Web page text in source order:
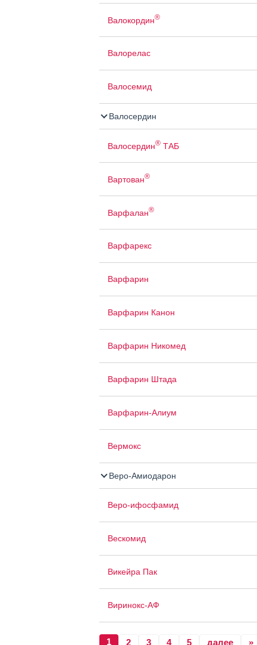
Валокордин®
Валорелас
Валосемид
Валосердин
Валосердин®ТАБ
Вартован®
Варфалан®
Варфарекс
Варфарин
Варфарин Канон
Варфарин Никомед
Варфарин Штада
Варфарин-Алиум
Вермокс
Веро-Амиодарон
Веро-ифосфамид
Вескомид
Викейра Пак
Виринокс-АФ
1 2 3 4 5 далее »